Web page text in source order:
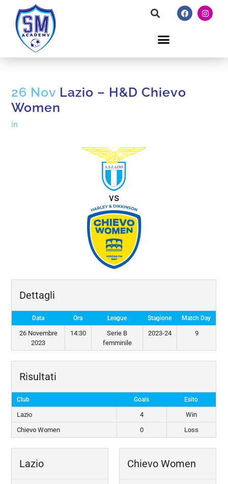
26 Nov Lazio – H&D Chievo
Women
in
vs
Dettagli
Data Ora League Stagione Match Day
26 Novembre
2023
14:30
Serie B
femminile
2023-24 9
Risultati
Club Goals Esito
Lazio 4
Win
Chievo Women
0 Loss
Lazio Chievo Women